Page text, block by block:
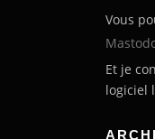
Vous
Et je
logiciel